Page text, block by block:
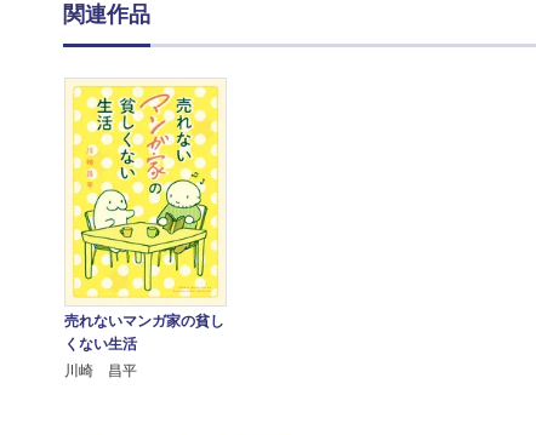
関連作品
売れないマンガ家の貧し
くない生活
川崎 昌平